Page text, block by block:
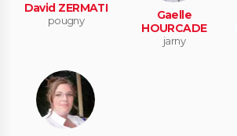
David ZERMATI
pougny
Gaelle
HOURCADE
jarny